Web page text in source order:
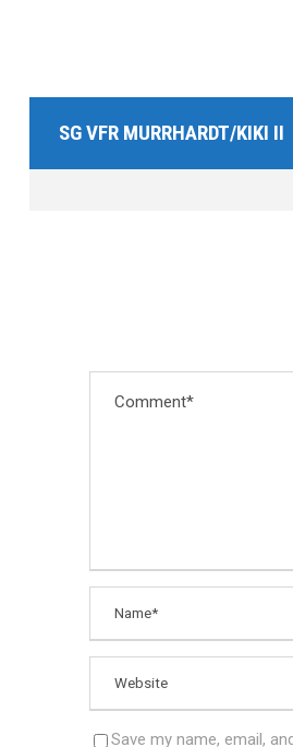
SG VFR MURRHARDT/KIKI II
Save my name, email,